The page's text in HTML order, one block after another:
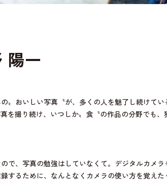
陽一
おいしい写真〝が、多くの人を魅了し続けてい
を撮り続け、いつしか〟食〝の作品の分野でも
ので、写真の勉強はしていなくて。デジタルカメ
するために、なんとなくカメラの使い方を覚えた